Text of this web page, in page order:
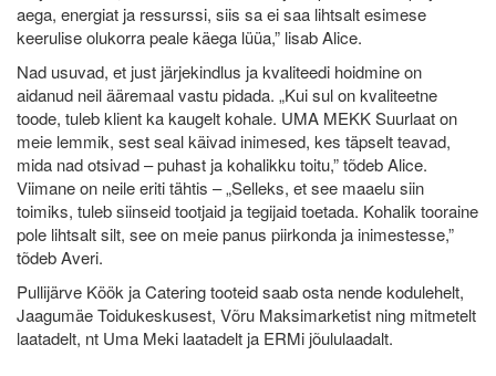
aega, energiat ja ressurssi, siis sa ei saa lihtsalt esimese
keerulise olukorra peale käega lüüa,” lisab Alice.
Nad usuvad, et just järjekindlus ja kvaliteedi hoidmine on
aidanud neil ääremaal vastu pidada. „Kui sul on kvaliteetne
toode, tuleb klient ka kaugelt kohale. UMA MEKK Suurlaat on
meie lemmik, sest seal käivad inimesed, kes täpselt teavad,
mida nad otsivad – puhast ja kohalikku toitu,” tõdeb Alice.
Viimane on neile eriti tähtis – „Selleks, et see maaelu siin
toimiks, tuleb siinseid tootjaid ja tegijaid toetada. Kohalik tooraine
pole lihtsalt silt, see on meie panus piirkonda ja inimestesse,”
tõdeb Averi.
Pullijärve Köök ja Catering tooteid saab osta nende kodulehelt,
Jaagumäe Toidukeskusest, Võru Maksimarketist ning mitmetelt
laatadelt, nt Uma Meki laatadelt ja ERMi jõululaadalt.